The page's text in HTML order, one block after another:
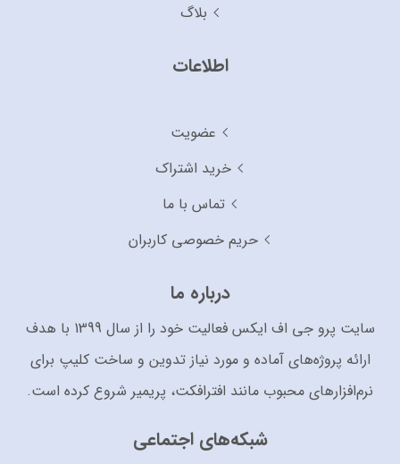
بلاگ
اطلاعات
عضویت
خرید اشتراک
تماس با ما
حریم خصوصی کاربران
درباره ما
سایت پرو جی اف ایکس فعالیت خود را از سال 1399 با هدف
ارائه پروژه‌های آماده و مورد نیاز تدوین و ساخت کلیپ برای
نرم‌افزارهای محبوب مانند افترافکت، پریمیر شروع کرده است.
شبکه‌های اجتماعی